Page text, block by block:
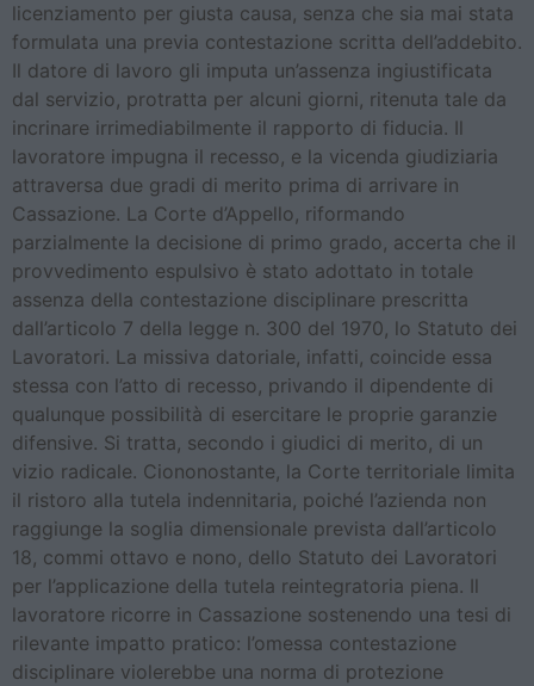
licenziamento per giusta causa, senza che sia mai stata
formulata una previa contestazione scritta dell’addebito.
Il datore di lavoro gli imputa un’assenza ingiustificata
dal servizio, protratta per alcuni giorni, ritenuta tale da
incrinare irrimediabilmente il rapporto di fiducia. Il
lavoratore impugna il recesso, e la vicenda giudiziaria
attraversa due gradi di merito prima di arrivare in
Cassazione. La Corte d’Appello, riformando
parzialmente la decisione di primo grado, accerta che il
provvedimento espulsivo è stato adottato in totale
assenza della contestazione disciplinare prescritta
dall’articolo 7 della legge n. 300 del 1970, lo Statuto dei
Lavoratori. La missiva datoriale, infatti, coincide essa
stessa con l’atto di recesso, privando il dipendente di
qualunque possibilità di esercitare le proprie garanzie
difensive. Si tratta, secondo i giudici di merito, di un
vizio radicale. Ciononostante, la Corte territoriale limita
il ristoro alla tutela indennitaria, poiché l’azienda non
raggiunge la soglia dimensionale prevista dall’articolo
18, commi ottavo e nono, dello Statuto dei Lavoratori
per l’applicazione della tutela reintegratoria piena. Il
lavoratore ricorre in Cassazione sostenendo una tesi di
rilevante impatto pratico: l’omessa contestazione
disciplinare violerebbe una norma di protezione